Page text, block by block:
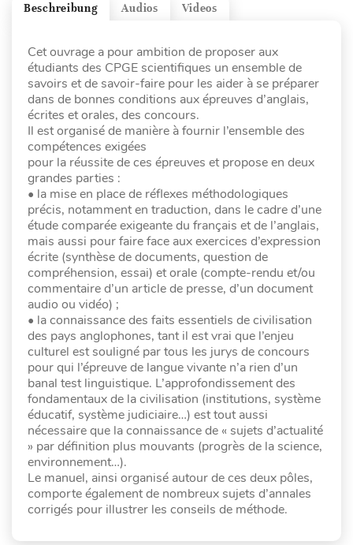
Videos
Audios
Beschreibung
Cet ouvrage a pour ambition de proposer aux
étudiants des CPGE scientifiques un ensemble de
savoirs et de savoir-faire pour les aider à se préparer
dans de bonnes conditions aux épreuves d’anglais,
écrites et orales, des concours.
Il est organisé de manière à fournir l’ensemble des
compétences exigées
pour la réussite de ces épreuves et propose en deux
grandes parties :
• la mise en place de réflexes méthodologiques
précis, notamment en traduction, dans le cadre d’une
étude comparée exigeante du français et de l’anglais,
mais aussi pour faire face aux exercices d’expression
écrite (synthèse de documents, question de
compréhension, essai) et orale (compte-rendu et/ou
commentaire d’un article de presse, d’un document
audio ou vidéo) ;
• la connaissance des faits essentiels de civilisation
des pays anglophones, tant il est vrai que l’enjeu
culturel est souligné par tous les jurys de concours
pour qui l’épreuve de langue vivante n’a rien d’un
banal test linguistique. L’approfondissement des
fondamentaux de la civilisation (institutions, système
éducatif, système judiciaire…) est tout aussi
nécessaire que la connaissance de « sujets d’actualité
» par définition plus mouvants (progrès de la science,
environnement…).
Le manuel, ainsi organisé autour de ces deux pôles,
comporte également de nombreux sujets d’annales
corrigés pour illustrer les conseils de méthode.